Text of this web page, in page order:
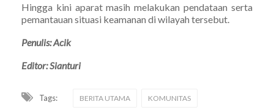
Hingga kini aparat masih melakukan pendataan serta
pemantauan situasi keamanan di wilayah tersebut.
Penulis: Acik
Editor: Sianturi
Tags: BERITA UTAMA KOMUNITAS